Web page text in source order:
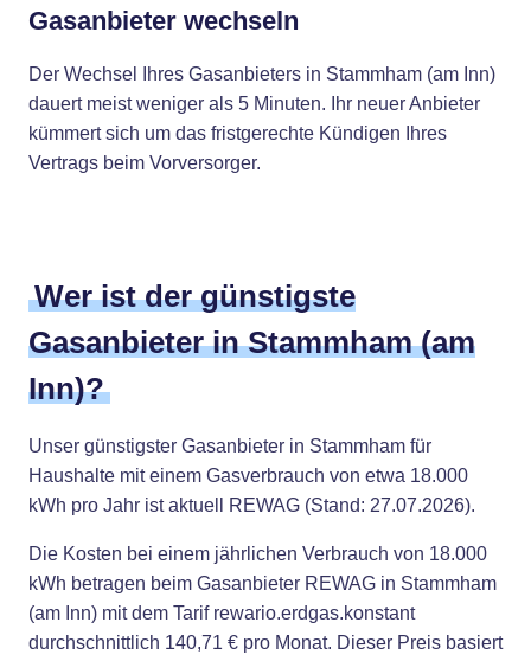
Gasanbieter wechseln
Der Wechsel Ihres Gasanbieters in Stammham (am Inn)
dauert meist weniger als 5 Minuten. Ihr neuer Anbieter
kümmert sich um das fristgerechte Kündigen Ihres
Vertrags beim Vorversorger.
Wer ist der günstigste
Gasanbieter in Stammham (am
Inn)?
Unser günstigster Gasanbieter in Stammham für
Haushalte mit einem Gasverbrauch von etwa 18.000
kWh pro Jahr ist aktuell REWAG (Stand: 27.07.2026).
Die Kosten bei einem jährlichen Verbrauch von 18.000
kWh betragen beim Gasanbieter REWAG in Stammham
(am Inn) mit dem Tarif rewario.erdgas.konstant
durchschnittlich 140,71 € pro Monat. Dieser Preis basiert